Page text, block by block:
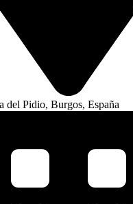
del Pidio, Burgos, España